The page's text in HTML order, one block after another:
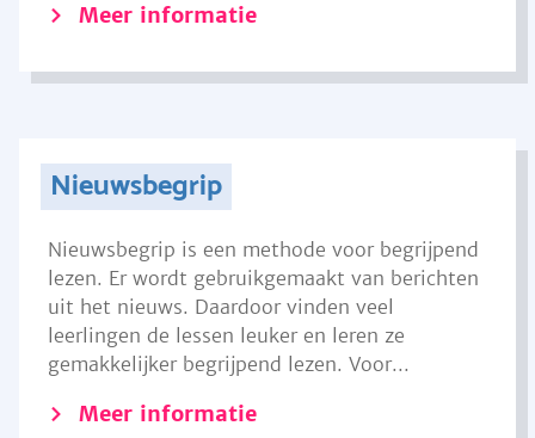
Meer informatie
Nieuwsbegrip
Nieuwsbegrip is een methode voor begrijpend
lezen. Er wordt gebruikgemaakt van berichten
uit het nieuws. Daardoor vinden veel
leerlingen de lessen leuker en leren ze
gemakkelijker begrijpend lezen. Voor...
Meer informatie